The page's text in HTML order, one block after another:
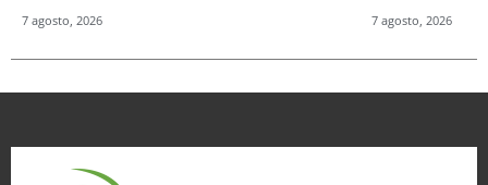
7 agosto, 2026 7 agosto, 2026